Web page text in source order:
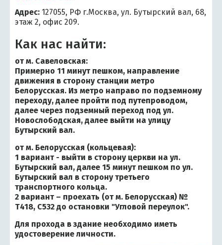
Адрес: 127055, РФ г.Москва, ул. Бутырский вал, 68,
этаж 2, офис 209.
Как нас найти:
от м. Савеловская:
Примерно 11 минут пешком, направление
движения в сторону станции метро
Белорусская. Из метро направо по подземному
переходу, далее пройти под путепроводом,
далее через подземный переход под ул.
Новослободская, далее выйти на улицу
Бутырский вал.
от м. Белорусская (кольцевая):
1 вариант - выйти в сторону церкви на ул.
Бутырский вал, далее 15 минут пешком по ул.
Бутырский вал в сторону третьего
транспортного кольца.
2 вариант – проехать (от м. Белорусская) №
Т418, С532 до остановки "Угловой переулок".
Для прохода в здание необходимо иметь
удостоверение личности.